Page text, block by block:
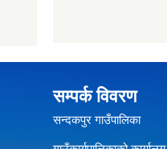
सम्पर्क विवरण
सन्दकपुर गाउँपालिका